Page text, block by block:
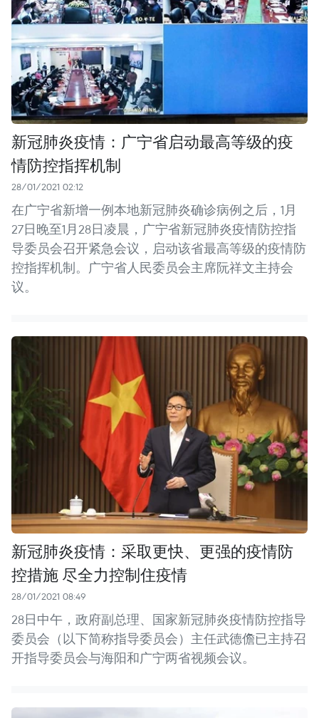
新冠肺炎疫情：广宁省启动最高等级的疫
情防控指挥机制
28/01/2021 02:12
在广宁省新增一例本地新冠肺炎确诊病例之后，1月
27日晚至1月28日凌晨，广宁省新冠肺炎疫情防控指
导委员会召开紧急会议，启动该省最高等级的疫情防
控指挥机制。广宁省人民委员会主席阮祥文主持会
议。
新冠肺炎疫情：采取更快、更强的疫情防
控措施 尽全力控制住疫情
28/01/2021 08:49
28日中午，政府副总理、国家新冠肺炎疫情防控指导
委员会（以下简称指导委员会）主任武德儋已主持召
开指导委员会与海阳和广宁两省视频会议。